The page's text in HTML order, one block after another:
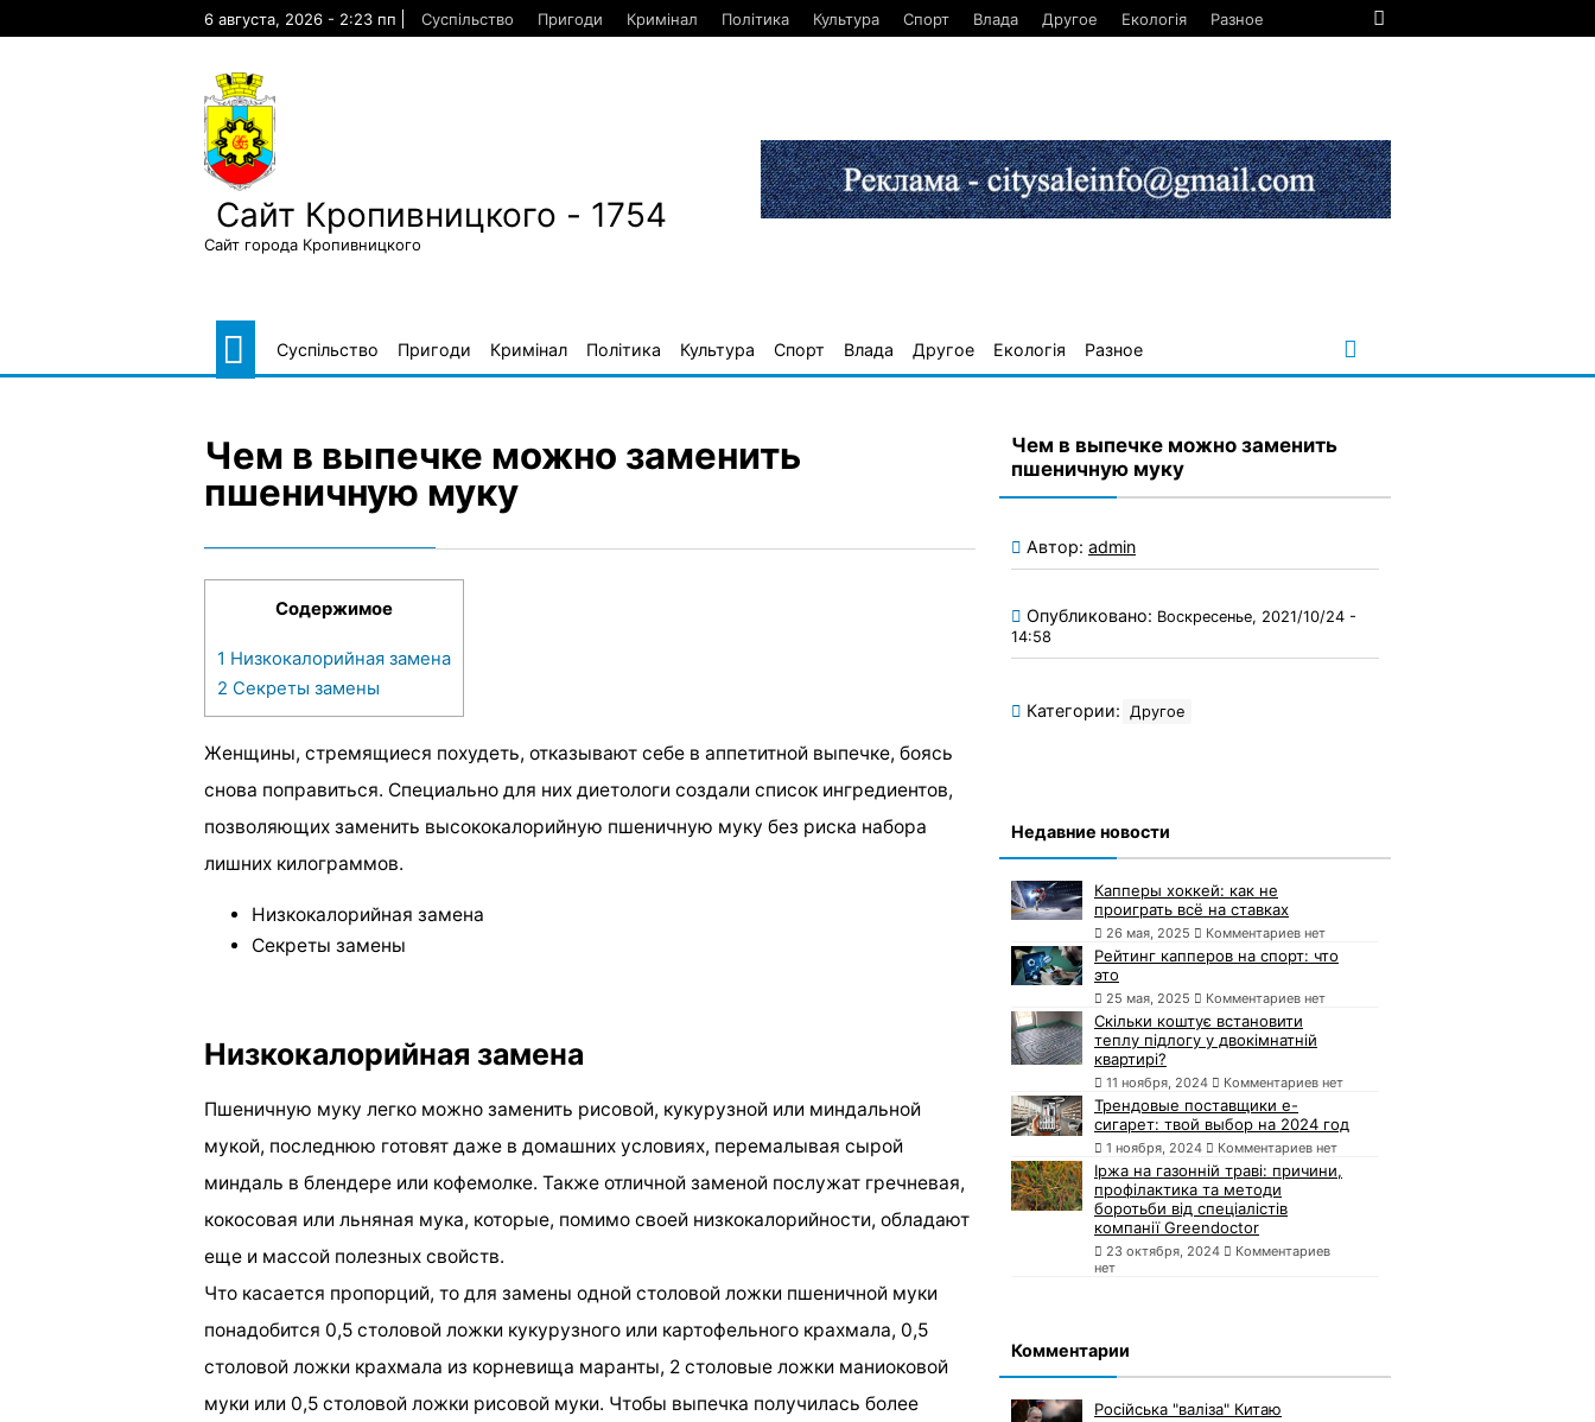
6 августа, 2026 - 2:23 пп Суспільство Пригоди Кримінал Політика Культура Спорт Влада Другое Екологія Разное
Сайт Кропивницкого - 1754
Сайт города Кропивницкого
Суспільство Пригоди Кримінал Політика Культура Спорт Влада Другое Екологія Разное
Чем в выпечке можно заменить
пшеничную муку
Содержимое
1 Низкокалорийная замена
2 Секреты замены
Женщины, стремящиеся похудеть, отказывают себе в аппетитной выпечке, боясь
снова поправиться. Специально для них диетологи создали список ингредиентов,
позволяющих заменить высококалорийную пшеничную муку без риска набора
лишних килограммов.
Низкокалорийная замена
Секреты замены
Низкокалорийная замена
Пшеничную муку легко можно заменить рисовой, кукурузной или миндальной
мукой, последнюю готовят даже в домашних условиях, перемалывая сырой
миндаль в блендере или кофемолке. Также отличной заменой послужат гречневая,
кокосовая или льняная мука, которые, помимо своей низкокалорийности, обладают
еще и массой полезных свойств.
Что касается пропорций, то для замены одной столовой ложки пшеничной муки
понадобится 0,5 столовой ложки кукурузного или картофельного крахмала, 0,5
столовой ложки крахмала из корневища маранты, 2 столовые ложки маниоковой
муки или 0,5 столовой ложки рисовой муки. Чтобы выпечка получилась более
Чем в выпечке можно заменить
пшеничную муку
Автор: admin
Опубликовано: Воскресенье, 2021/10/24 -
14:58
Категории: Другое
Недавние новости
Капперы хоккей: как не
проиграть всё на ставках
26 мая, 2025 Комментариев нет
Рейтинг капперов на спорт: что
это
25 мая, 2025 Комментариев нет
Скільки коштує встановити
теплу підлогу у двокімнатній
квартирі?
11 ноября, 2024 Комментариев нет
Трендовые поставщики e-
сигарет: твой выбор на 2024 год
1 ноября, 2024 Комментариев нет
Іржа на газонній траві: причини,
профілактика та методи
боротьби від спеціалістів
компанії Greendoctor
23 октября, 2024
Комментариев
нет
Комментарии
Російська "валіза" Китаю